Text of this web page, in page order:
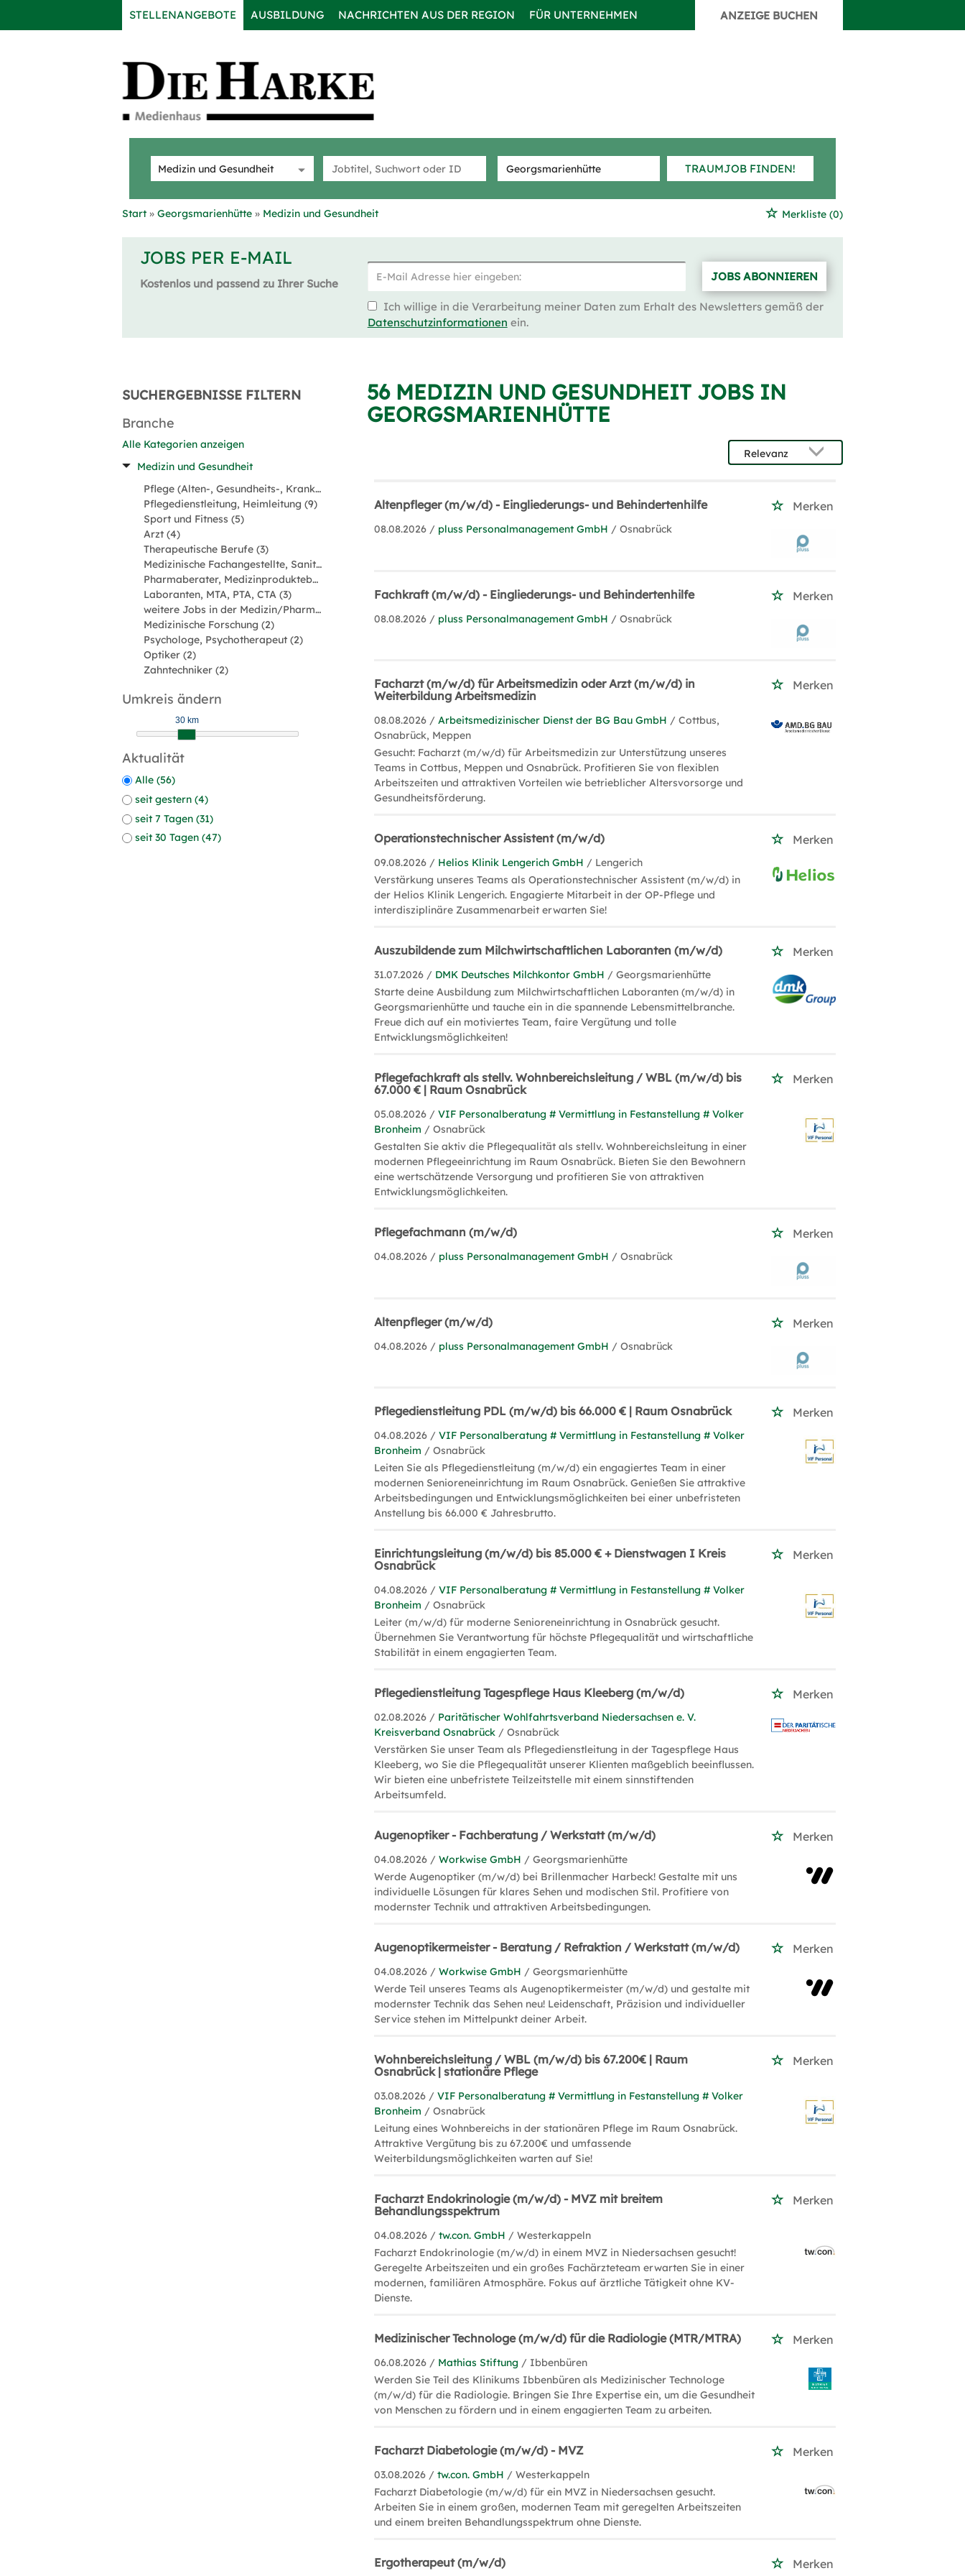
STELLENANGEBOTE AUSBILDUNG NACHRICHTEN AUS DER REGION FÜR UNTERNEHMEN ANZEIGE BUCHEN
TRAUMJOB FINDEN!
Start Georgsmarienhütte Medizin und Gesundheit Merkliste (0)
JOBS PER E-MAIL
Kostenlos und passend zu Ihrer Suche
JOBS ABONNIEREN
Ich willige in die Verarbeitung meiner Daten zum Erhalt des Newsletters gemäß der
Datenschutzinformationen ein.
SUCHERGEBNISSE FILTERN
Branche
Alle Kategorien anzeigen
Medizin und Gesundheit
Pflege (Alten-, Gesundheits-, Krankenpfleger) (32)
Pflegedienstleitung, Heimleitung (9)
Sport und Fitness (5)
Arzt (4)
Therapeutische Berufe (3)
Medizinische Fachangestellte, Sanitäter (3)
Pharmaberater, Medizinprodukteberater (3)
Laboranten, MTA, PTA, CTA (3)
weitere Jobs in der Medizin/Pharmabranche (3)
Medizinische Forschung (2)
Psychologe, Psychotherapeut (2)
Optiker (2)
Zahntechniker (2)
Umkreis ändern
30 km
Aktualität
Alle (56)
seit gestern (4)
seit 7 Tagen (31)
seit 30 Tagen (47)
56 MEDIZIN UND GESUNDHEIT JOBS IN
GEORGSMARIENHÜTTE
Altenpfleger (m/w/d) - Eingliederungs- und Behindertenhilfe Merken
08.08.2026 / pluss Personalmanagement GmbH / Osnabrück
Fachkraft (m/w/d) - Eingliederungs- und Behindertenhilfe Merken
08.08.2026 / pluss Personalmanagement GmbH / Osnabrück
Facharzt (m/w/d) für Arbeitsmedizin oder Arzt (m/w/d) in
Weiterbildung Arbeitsmedizin
Merken
08.08.2026 /Arbeitsmedizinischer Dienst der BG Bau GmbH / Cottbus,
Osnabrück, Meppen
Gesucht: Facharzt (m/w/d) für Arbeitsmedizin zur Unterstützung unseres
Teams in Cottbus, Meppen und Osnabrück. Profitieren Sie von flexiblen
Arbeitszeiten und attraktiven Vorteilen wie betrieblicher Altersvorsorge und
Gesundheitsförderung.
Operationstechnischer Assistent (m/w/d) Merken
09.08.2026 / Helios Klinik Lengerich GmbH / Lengerich
Verstärkung unseres Teams als Operationstechnischer Assistent (m/w/d) in
der Helios Klinik Lengerich. Engagierte Mitarbeit in der OP-Pflege und
interdisziplinäre Zusammenarbeit erwarten Sie!
Auszubildende zum Milchwirtschaftlichen Laboranten (m/w/d) Merken
31.07.2026 / DMK Deutsches Milchkontor GmbH / Georgsmarienhütte
Starte deine Ausbildung zum Milchwirtschaftlichen Laboranten (m/w/d) in
Georgsmarienhütte und tauche ein in die spannende Lebensmittelbranche.
Freue dich auf ein motiviertes Team, faire Vergütung und tolle
Entwicklungsmöglichkeiten!
Pflegefachkraft als stellv. Wohnbereichsleitung / WBL (m/w/d) bis
67.000 € | Raum Osnabrück
Merken
05.08.2026 /VIF Personalberatung # Vermittlung in Festanstellung # Volker
Bronheim / Osnabrück
Gestalten Sie aktiv die Pflegequalität als stellv. Wohnbereichsleitung in einer
modernen Pflegeeinrichtung im Raum Osnabrück. Bieten Sie den Bewohnern
eine wertschätzende Versorgung und profitieren Sie von attraktiven
Entwicklungsmöglichkeiten.
Pflegefachmann (m/w/d) Merken
04.08.2026 / pluss Personalmanagement GmbH / Osnabrück
Altenpfleger (m/w/d) Merken
04.08.2026 / pluss Personalmanagement GmbH / Osnabrück
Pflegedienstleitung PDL (m/w/d) bis 66.000 € | Raum Osnabrück Merken
04.08.2026 /VIF Personalberatung # Vermittlung in Festanstellung # Volker
Bronheim / Osnabrück
Leiten Sie als Pflegedienstleitung (m/w/d) ein engagiertes Team in einer
modernen Senioreneinrichtung im Raum Osnabrück. Genießen Sie attraktive
Arbeitsbedingungen und Entwicklungsmöglichkeiten bei einer unbefristeten
Anstellung bis 66.000 € Jahresbrutto.
Einrichtungsleitung (m/w/d) bis 85.000 € + Dienstwagen I Kreis
Osnabrück
Merken
04.08.2026 /VIF Personalberatung # Vermittlung in Festanstellung # Volker
Bronheim / Osnabrück
Leiter (m/w/d) für moderne Senioreneinrichtung in Osnabrück gesucht.
Übernehmen Sie Verantwortung für höchste Pflegequalität und wirtschaftliche
Stabilität in einem engagierten Team.
Pflegedienstleitung Tagespflege Haus Kleeberg (m/w/d) Merken
02.08.2026 / Paritätischer Wohlfahrtsverband Niedersachsen e. V.
Kreisverband Osnabrück / Osnabrück
Verstärken Sie unser Team als Pflegedienstleitung in der Tagespflege Haus
Kleeberg, wo Sie die Pflegequalität unserer Klienten maßgeblich beeinflussen.
Wir bieten eine unbefristete Teilzeitstelle mit einem sinnstiftenden
Arbeitsumfeld.
Augenoptiker - Fachberatung / Werkstatt (m/w/d) Merken
04.08.2026 /Workwise GmbH / Georgsmarienhütte
Werde Augenoptiker (m/w/d) bei Brillenmacher Harbeck! Gestalte mit uns
individuelle Lösungen für klares Sehen und modischen Stil. Profitiere von
modernster Technik und attraktiven Arbeitsbedingungen.
Augenoptikermeister - Beratung / Refraktion / Werkstatt (m/w/d) Merken
04.08.2026 /Workwise GmbH / Georgsmarienhütte
Werde Teil unseres Teams als Augenoptikermeister (m/w/d) und gestalte mit
modernster Technik das Sehen neu! Leidenschaft, Präzision und individueller
Service stehen im Mittelpunkt deiner Arbeit.
Wohnbereichsleitung / WBL (m/w/d) bis 67.200€ | Raum
Osnabrück | stationäre Pflege
Merken
03.08.2026 /VIF Personalberatung # Vermittlung in Festanstellung # Volker
Bronheim / Osnabrück
Leitung eines Wohnbereichs in der stationären Pflege im Raum Osnabrück.
Attraktive Vergütung bis zu 67.200€ und umfassende
Weiterbildungsmöglichkeiten warten auf Sie!
Facharzt Endokrinologie (m/w/d) - MVZ mit breitem
Behandlungsspektrum
Merken
04.08.2026 /tw.con. GmbH / Westerkappeln
Facharzt Endokrinologie (m/w/d) in einem MVZ in Niedersachsen gesucht!
Geregelte Arbeitszeiten und ein großes Fachärzteteam erwarten Sie in einer
modernen, familiären Atmosphäre. Fokus auf ärztliche Tätigkeit ohne KV-
Dienste.
Medizinischer Technologe (m/w/d) für die Radiologie (MTR/MTRA) Merken
06.08.2026 / Mathias Stiftung / Ibbenbüren
Werden Sie Teil des Klinikums Ibbenbüren als Medizinischer Technologe
(m/w/d) für die Radiologie. Bringen Sie Ihre Expertise ein, um die Gesundheit
von Menschen zu fördern und in einem engagierten Team zu arbeiten.
Facharzt Diabetologie (m/w/d) - MVZ Merken
03.08.2026 /tw.con. GmbH / Westerkappeln
Facharzt Diabetologie (m/w/d) für ein MVZ in Niedersachsen gesucht.
Arbeiten Sie in einem großen, modernen Team mit geregelten Arbeitszeiten
und einem breiten Behandlungsspektrum ohne Dienste.
Ergotherapeut (m/w/d) Merken